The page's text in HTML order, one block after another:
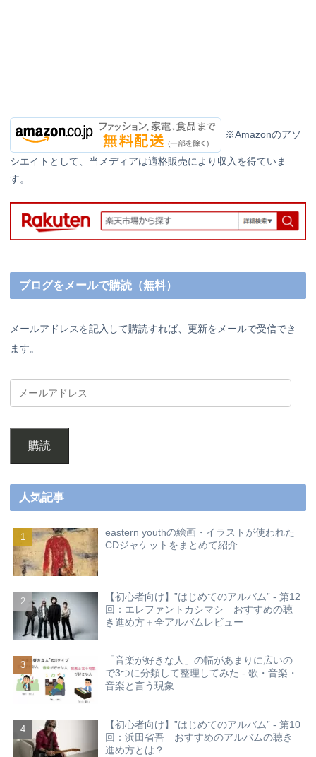
※Amazonのアソ
シエイトとして、当メディアは適格販売により収入を得ていま
す。
ブログをメールで購読（無料）
メールアドレスを記入して購読すれば、更新をメールで受信でき
ます。
購読
人気記事
eastern youthの絵画・イラストが使われた
CDジャケットをまとめて紹介
【初心者向け】”はじめてのアルバム” - 第12
回：エレファントカシマシ おすすめの聴
き進め方＋全アルバムレビュー
「音楽が好きな人」の幅があまりに広いの
で3つに分類して整理してみた - 歌・音楽・
音楽と言う現象
【初心者向け】”はじめてのアルバム” - 第10
回：浜田省吾 おすすめのアルバムの聴き
進め方とは？